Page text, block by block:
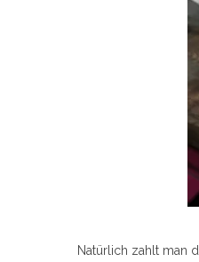
Natürlich zahlt man